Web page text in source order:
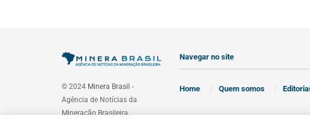
© 2024 Minera Brasil -
Agência de Notícias da
Mineração Brasileira.
Navegar no site
Home Quem somos